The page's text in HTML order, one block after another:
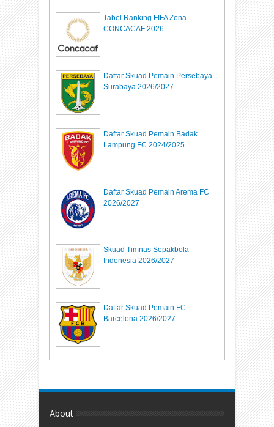
Tabel Ranking FIFA Zona
CONCACAF 2026
Daftar Skuad Pemain Persebaya
Surabaya 2026/2027
Daftar Skuad Pemain Badak
Lampung FC 2024/2025
Daftar Skuad Pemain Arema FC
2026/2027
Skuad Timnas Sepakbola
Indonesia 2026/2027
Daftar Skuad Pemain FC
Barcelona 2026/2027
About